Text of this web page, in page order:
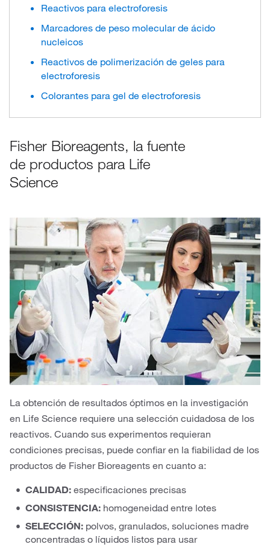
Reactivos para electroforesis
Marcadores de peso molecular de ácido
nucleicos
Reactivos de polimerización de geles para
electroforesis
Colorantes para gel de electroforesis
Fisher Bioreagents, la fuente
de productos para Life
Science
La obtención de resultados óptimos en la investigación
en Life Science requiere una selección cuidadosa de los
reactivos. Cuando sus experimentos requieran
condiciones precisas, puede confiar en la fiabilidad de los
productos de Fisher Bioreagents en cuanto a:
CALIDAD: especificaciones precisas
CONSISTENCIA: homogeneidad entre lotes
SELECCIÓN: polvos, granulados, soluciones madre
concentradas o líquidos listos para usar